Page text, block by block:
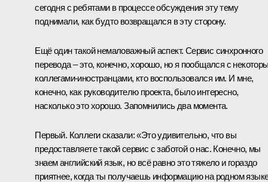
сегодня с ребятами в процессе обсуждения эту тему
поднимали, как будто возвращался в эту сторону.
Ещё один такой немаловажный аспект. Сервис синхронного
перевода – это, конечно, хорошо, но я пообщался с
коллегами-иностранцами, кто воспользовался им. И мне,
конечно, как руководителю проекта, было интересно,
насколько это хорошо. Запомнились два момента.
Первый. Коллеги сказали: «Это удивительно, что вы
предоставляете такой сервис с заботой о нас. Конечно, мы
знаем английский язык, но всё равно это тяжело и гораздо
приятнее, когда ты получаешь информацию на родном